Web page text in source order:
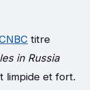
titre
in Russia
limpide et fort.